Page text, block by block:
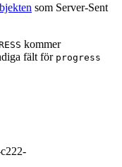
som Server-Sent
kommer
fält för progress